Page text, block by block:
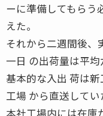
ーに準備してもらう
えた。
それから二週間後、
一日 の出荷量は平均
基本的な入出 荷は
工場 から直送してい
本社工場内には在庫